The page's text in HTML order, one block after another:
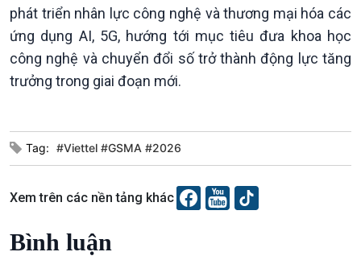
10 phút Sự kiện - Luận bàn
Câu chuyện thời sự
Dòng chảy sự kiện
phát triển nhân lực công nghệ và thương mại hóa các
ứng dụng AI, 5G, hướng tới mục tiêu đưa khoa học
công nghệ và chuyển đổi số trở thành động lực tăng
trưởng trong giai đoạn mới.
Tag: #Viettel #GSMA #2026
Xem trên các nền tảng khác
Bình luận